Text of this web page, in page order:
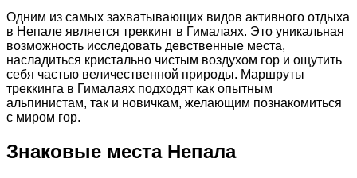
Одним из самых захватывающих видов активного отдыха
в Непале является треккинг в Гималаях. Это уникальная
возможность исследовать девственные места,
насладиться кристально чистым воздухом гор и ощутить
себя частью величественной природы. Маршруты
треккинга в Гималаях подходят как опытным
альпинистам, так и новичкам, желающим познакомиться
с миром гор.
Знаковые места Непала